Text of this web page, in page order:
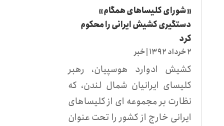
«شورای کلیساهای همگام»
دستگیری کشیش ایرانی را محکوم
کرد
۲ خرداد ۱۳۹۲ خبر
کشیش ادوارد هوسپیان، رهبر
کلیسای ایرانیان شمال لندن، که
نظارت بر مجموعه ای از کلیساهای
ایرانی خارج از کشور را تحت عنوان